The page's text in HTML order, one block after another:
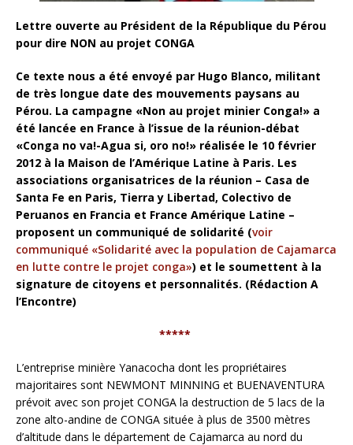
Lettre ouverte au Président de la République du Pérou
pour dire NON au projet CONGA
Ce texte nous a été envoyé par Hugo Blanco, militant
de très longue date des mouvements paysans au
Pérou. La campagne «Non au projet minier Conga!» a
été lancée en France à l’issue de la réunion-débat
«Conga no va!-Agua si, oro no!» réalisée le 10 février
2012 à la Maison de l’Amérique Latine à Paris. Les
associations organisatrices de la réunion – Casa de
Santa Fe en Paris, Tierra y Libertad, Colectivo de
Peruanos en Francia et France Amérique Latine –
proposent un communiqué de solidarité (voir
communiqué «Solidarité avec la population de Cajamarca
en lutte contre le projet conga») et le soumettent à la
signature de citoyens et personnalités. (Rédaction A
l’Encontre)
*****
L’entreprise minière Yanacocha dont les propriétaires
majoritaires sont NEWMONT MINNING et BUENAVENTURA
prévoit avec son projet CONGA la destruction de 5 lacs de la
zone alto-andine de CONGA située à plus de 3500 mètres
d’altitude dans le département de Cajamarca au nord du